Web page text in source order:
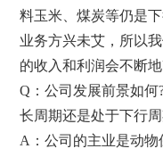
料玉米、煤炭等仍是
业务方兴未艾，所以
的收入和利润会不断地
Q：公司发展前景如何
长周期还是处于下行
A：公司的主业是动